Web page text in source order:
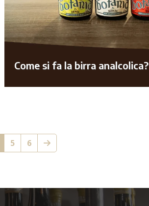
Come si fa la birra analcolica?
5 6